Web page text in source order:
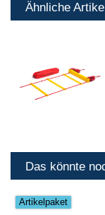
Ähnliche Artikel
Das könnte
Artikelpaket